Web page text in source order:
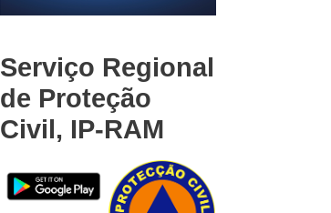
Serviço Regional
de Proteção
Civil, IP-RAM